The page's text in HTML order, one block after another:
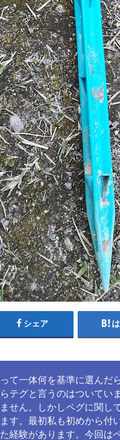
シェア
て一体何を基準に選んだ
テグと言うのはついてい
せん。しかしペグに関し
す。最初私も初めから付
経験があります。今回は